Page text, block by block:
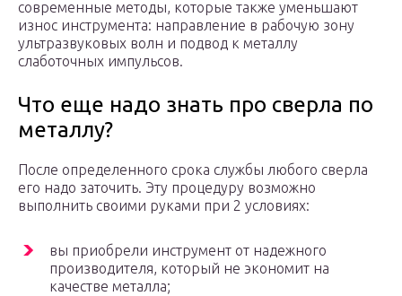
современные методы, которые также уменьшают
износ инструмента: направление в рабочую зону
ультразвуковых волн и подвод к металлу
слаботочных импульсов.
Что еще надо знать про сверла по
металлу?
После определенного срока службы любого сверла
его надо заточить. Эту процедуру возможно
выполнить своими руками при 2 условиях:
вы приобрели инструмент от надежного
производителя, который не экономит на
качестве металла;